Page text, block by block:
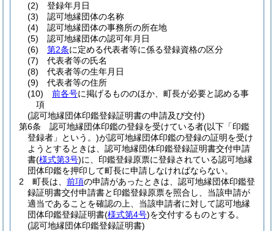
(2)
登録年月日
(3)
認可地縁団体の名称
(4)
認可地縁団体の事務所の所在地
(5)
認可地縁団体の認可年月日
(6)
第2条に定める代表者等に係る登録資格の区分
(7)
代表者等の氏名
(8)
代表者等の生年月日
(9)
代表者等の住所
(10)
前各号に掲げるもののほか、町長が必要と認める事
項
(認可地縁団体印鑑登録証明書の申請及び交付)
第6条
認可地縁団体印鑑の登録を受けている者(以下「印鑑
登録者」という。)が認可地縁団体印鑑の登録の証明を受け
ようとするときは、認可地縁団体印鑑登録証明書交付申請
書(様式第3号)に、印鑑登録原票に登録されている認可地縁
団体印鑑を押印して町長に申請しなければならない。
2
町長は、 前項の申請があったときは、認可地縁団体印鑑登
録証明書交付申請書と印鑑登録原票を照合し、当該申請が
適当であることを確認の上、当該申請者に対して認可地縁
団体印鑑登録証明書(様式第4号)を交付するものとする。
(認可地縁団体印鑑登録証明書)